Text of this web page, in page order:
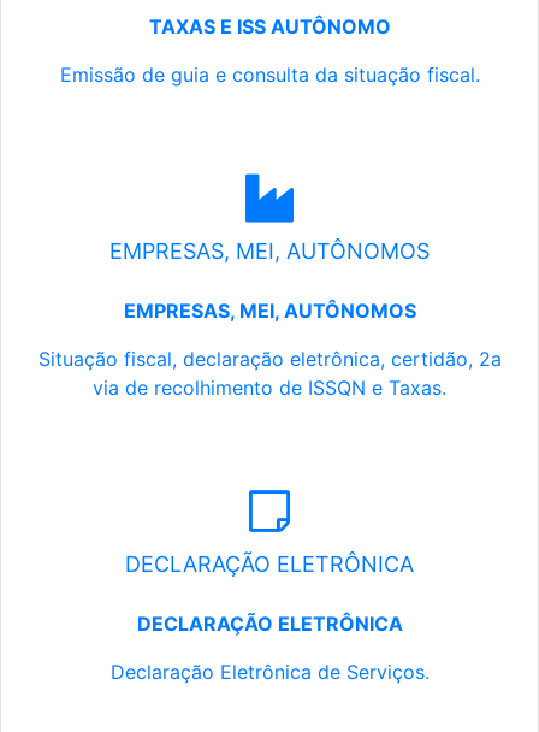
TAXAS E ISS AUTÔNOMO
Emissão de guia e consulta da situação fiscal.
EMPRESAS, MEI, AUTÔNOMOS
EMPRESAS, MEI, AUTÔNOMOS
Situação fiscal, declaração eletrônica, certidão, 2a
via de recolhimento de ISSQN e Taxas.
DECLARAÇÃO ELETRÔNICA
DECLARAÇÃO ELETRÔNICA
Declaração Eletrônica de Serviços.